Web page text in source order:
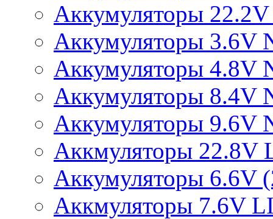
Аккумуляторы
Аккумуляторы 3.6V
Аккумуляторы 4.8V
Аккумуляторы 8.4V
Аккумуляторы 9.6V
Аккмуляторы 22.8V
Аккумуляторы 6.6V
Аккмуляторы 7.6V